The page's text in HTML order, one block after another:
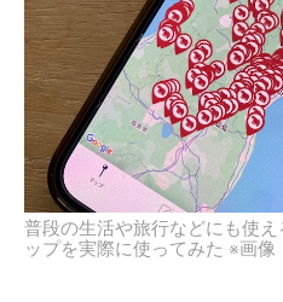
普段の生活や旅行などにも使
ップを実際に使ってみた ※画像